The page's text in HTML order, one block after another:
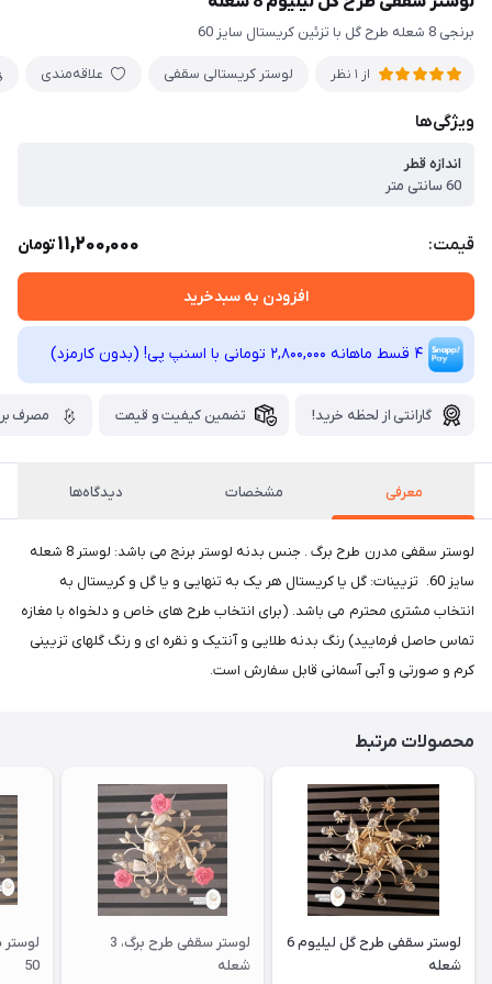
برنجی 8 شعله طرح گل با تزئین کریستال سایز 60
از 1 نظر لوستر کریستالی سقفی علاقه‌مندی
ویژگی‌ها
اندازه قطر
60 سانتی متر
قیمت: 11,200,000تومان
افزودن به سبدخرید
4 قسط ماهانه 2,800,000 تومانی با اسنپ ‌پی! (بدون کارمزد)
گارانتی از لحظه خرید! تضمین کیفیت و قیمت مصرف
معرفی مشخصات دیدگاه‌ها
لوستر سقفی مدرن طرح برگ . جنس بدنه لوستر برنج می باشد: لوستر 8 شعله
سایز 60. تزیینات: گل یا کریستال هر یک به تنهایی و یا گل و کریستال به
انتخاب مشتری محترم می باشد. (برای انتخاب طرح های خاص و دلخواه با مغازه
تماس حاصل فرمایید) رنگ بدنه طلایی و آنتیک و نقره ای و رنگ گلهای تزیینی
کرم و صورتی و آبی آسمانی قابل سفارش است.
محصولات مرتبط
لوستر سقفی طرح گل لیلیوم 6
شعله
لوستر سقفی طرح برگ، 3
شعله
50